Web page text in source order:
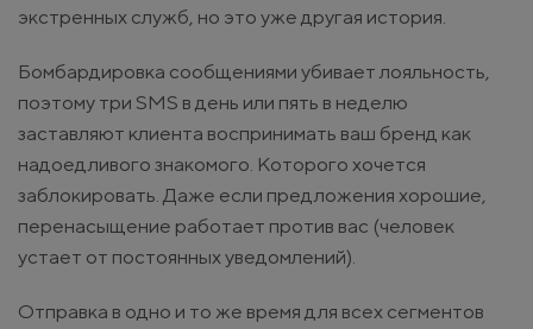
экстренных служб, но это уже другая история.
Бомбардировка сообщениями убивает лояльность,
поэтому три SMS в день или пять в неделю
заставляют клиента воспринимать ваш бренд как
надоедливого знакомого. Которого хочется
заблокировать. Даже если предложения хорошие,
перенасыщение работает против вас (человек
устает от постоянных уведомлений).
Отправка в одно и то же время для всех сегментов